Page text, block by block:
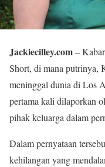
Jackiecilley.com–
Short, di mana putrinya,
meninggal dunia di Los
pertama kali dilaporkan
pihak keluarga dalam
Dalam pernyataan
kehilangan yang